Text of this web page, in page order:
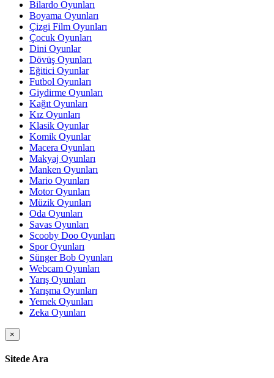
Bilardo Oyunları
Boyama Oyunları
Çizgi Film Oyunları
Çocuk Oyunları
Dini Oyunlar
Dövüş Oyunları
Eğitici Oyunlar
Futbol Oyunları
Giydirme Oyunları
Kağıt Oyunları
Kız Oyunları
Klasik Oyunlar
Komik Oyunlar
Macera Oyunları
Makyaj Oyunları
Manken Oyunları
Mario Oyunları
Motor Oyunları
Müzik Oyunları
Oda Oyunları
Savas Oyunları
Scooby Doo Oyunları
Spor Oyunları
Sünger Bob Oyunları
Webcam Oyunları
Yarış Oyunları
Yarışma Oyunları
Yemek Oyunları
Zeka Oyunları
×
Sitede Ara